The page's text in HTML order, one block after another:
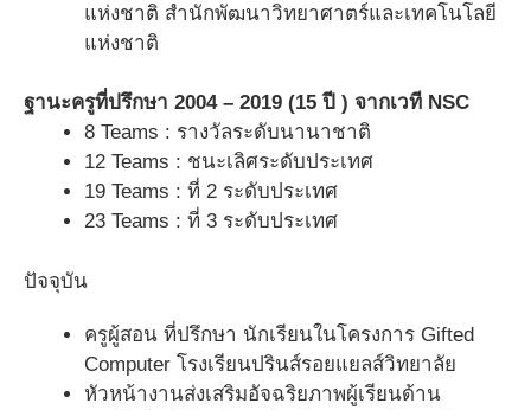
แห่งชาติ สำนักพัฒนาวิทยาศาตร์และเทคโนโลยี
แห่งชาติ
ฐานะครูที่ปรึกษา 2004 – 2019 (15 ปี ) จากเวที NSC
8 Teams : รางวัลระดับนานาชาติ
12 Teams : ชนะเลิศระดับประเทศ
19 Teams : ที่ 2 ระดับประเทศ
23 Teams : ที่ 3 ระดับประเทศ
ปัจจุบัน
ครูผู้สอน ที่ปรึกษา นักเรียนในโครงการ Gifted
Computer โรงเรียนปรินส์รอยแยลส์วิทยาลัย
หัวหน้างานส่งเสริมอัจฉริยภาพผู้เรียนด้าน